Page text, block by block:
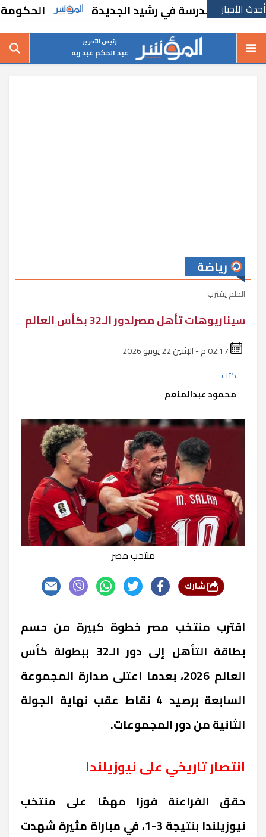
أحدث الأخبارمدرسة في رشيد الجديدة الحكومة
رئيس التحرير
عبد الحكم عبد ربه
رياضة
الحلم يقترب
سيناريوهات تأهل مصرلدور الـ32 بكأس العالم
كتب
محمود عبدالمنعم
منتخب مصر
اقترب منتخب مصر خطوة كبيرة من حسم
بطاقة التأهل إلى دور الـ32 ببطولة كأس
العالم 2026، بعدما اعتلى صدارة المجموعة
السابعة برصيد 4 نقاط عقب نهاية الجولة
الثانية من دور المجموعات.
انتصار تاريخي على نيوزيلندا
حقق الفراعنة فوزًا مهمًا على منتخب
نيوزيلندا بنتيجة 3-1، في مباراة مثيرة شهدت